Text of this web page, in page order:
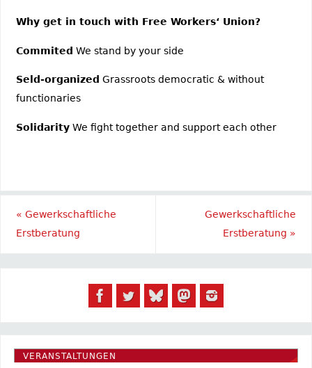
Why get in touch with Free Workers‘ Union?
Commited We stand by your side
Seld-organized Grassroots democratic & without
functionaries
SolidarityWe fight together and support each other
« Gewerkschaftliche
Erstberatung
Gewerkschaftliche
Erstberatung »
VERANSTALTUNGEN